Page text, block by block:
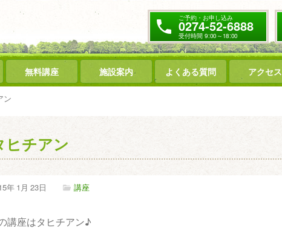
ご予約・お申し込み
0274-52-6888
受付時間 9:00～18:00
無料講座 施設案内 よくある質問 アクセス
ン
ヒチアン
年 1月 23日 講座
講座はタヒチアン♪